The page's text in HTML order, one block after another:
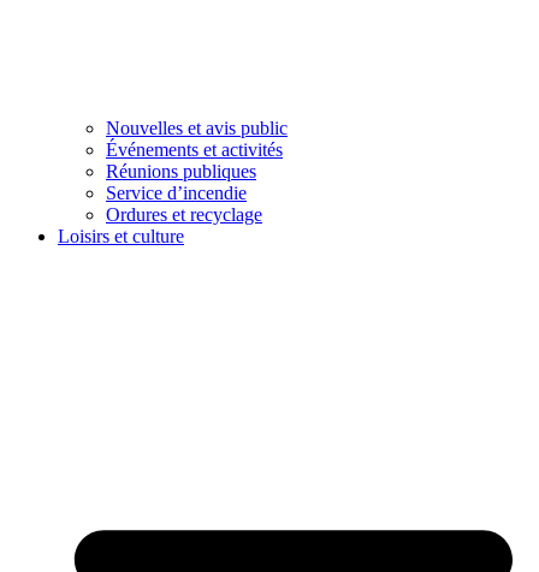
Nouvelles et avis public
Événements et activités
Réunions publiques
Service d’incendie
Ordures et recyclage
Loisirs et culture